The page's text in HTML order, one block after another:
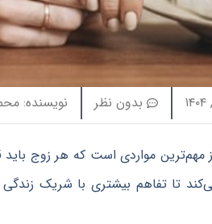
بدون نظر نویسنده:
تا تفاهم بیشتری با شریک زندگی